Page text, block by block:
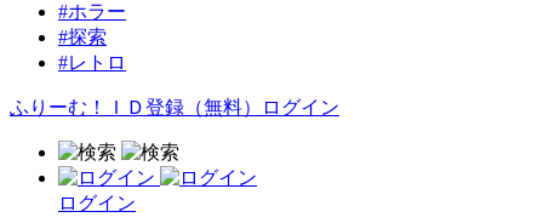
#ホラー
#探索
#レトロ
ふりーむ！ＩＤ登録（無料） ログイン
ログイン